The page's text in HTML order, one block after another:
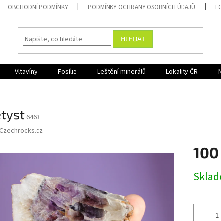
OBCHODNÍ PODMÍNKY PODMÍNKY OCHRANY OSOBNÍCH ÚDAJŮ
HLEDAT
Vltavíny Fosílie Leštění minerálů Lokality ČR
6463
Czechrocks.cz
100
cena: